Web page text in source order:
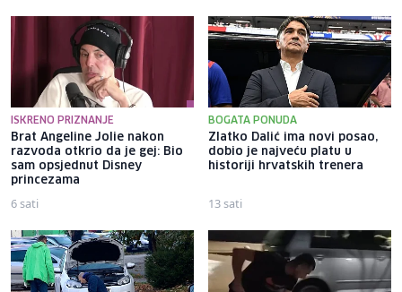
ISKRENO PRIZNANJE
Brat Angeline Jolie nakon
razvoda otkrio da je gej: Bio
sam opsjednut Disney
princezama
6 sati
BOGATA PONUDA
Zlatko Dalić ima novi posao,
dobio je najveću platu u
historiji hrvatskih trenera
13 sati